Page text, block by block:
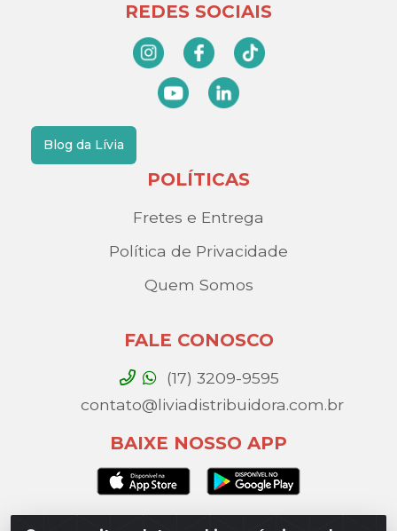
REDES SOCIAIS
Blog da Lívia
POLÍTICAS
Fretes e Entrega
Política de Privacidade
Quem Somos
FALE CONOSCO
(17) 3209-9595
contato@liviadistribuidora.com.br
BAIXE NOSSO APP